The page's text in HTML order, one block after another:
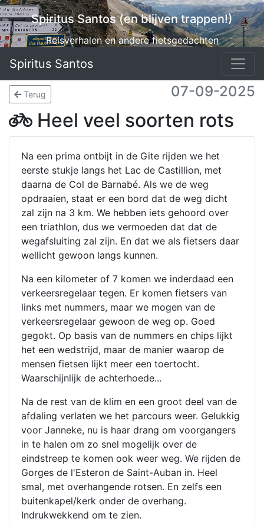
Spiritus Santos (en blijven trappen!)
Reisverhalen en andere fietsgedachten
Spiritus Santos
Terug 07-09-2025
Heel veel soorten rots
Na een prima ontbijt in de Gite rijden we het
eerste stukje langs het Lac de Castillion, met
daarna de Col de Barnabé. Als we de weg
opdraaien, staat er een bord dat de weg dicht
zal zijn na 3 km. We hebben iets gehoord over
een triathlon, dus we vermoeden dat dat de
wegafsluiting zal zijn. En dat we als fietsers daar
wellicht gewoon langs kunnen.
Na een kilometer of 7 komen we inderdaad een
verkeersregelaar tegen. Er komen fietsers van
links met nummers, maar we mogen van de
verkeersregelaar gewoon de weg op. Goed
gegokt. Op basis van de nummers en chips lijkt
het een wedstrijd, maar de manier waarop de
mensen fietsen lijkt meer een toertocht.
Waarschijnlijk de achterhoede...
Na de rest van de klim en een groot deel van de
afdaling verlaten we het parcours weer. Gelukkig
voor Janneke, nu is haar drang om voorgangers
in te halen om zo snel mogelijk over de
eindstreep te komen ook weer weg. We rijden de
Gorges de l'Esteron de Saint-Auban in. Heel
smal, met overhangende rotsen. En zelfs een
buitenkapel/kerk onder de overhang.
Indrukwekkend om te zien.